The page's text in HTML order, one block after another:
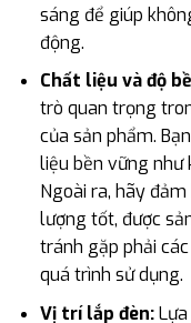
sáng để giúp
động.
Chất liệu và độ
trò quan trọng
của sản phẩm.
liệu bền vững như
Ngoài ra, hãy
lượng tốt, được
tránh gặp phải
quá trình sử dụng.
Vị trí lắp đèn:Lựa